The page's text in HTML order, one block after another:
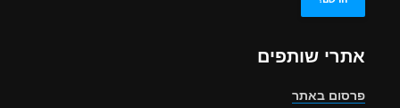
אתרי שותפים
פרסום באתר